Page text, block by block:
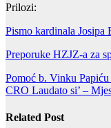
Prilozi:
Pismo kardinala
Preporuke HZJZ-a za
Navigacija
objava
Pomoć b. Vinku
CRO Laudato si’ –
Related Post